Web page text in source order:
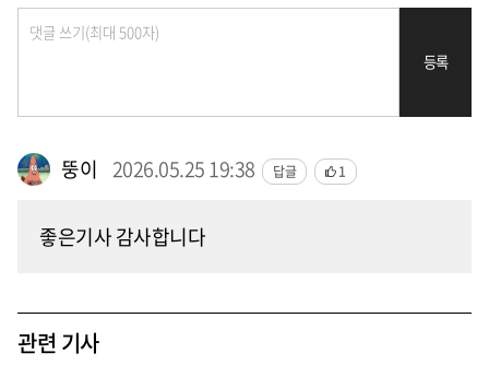
등록
뚱이 2026.05.25 19:38 답글 1
좋은기사 감사합니다
관련 기사